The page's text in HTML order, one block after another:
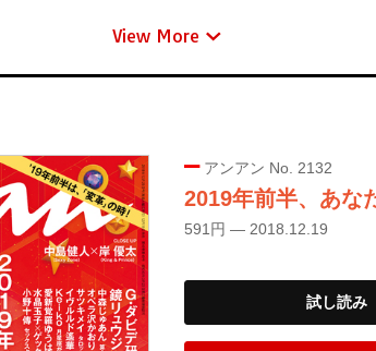
View More
アンアン No. 2132
2019年前半、あな
591円 — 2018.12.19
試し読み